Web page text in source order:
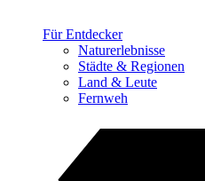
Für Entdecker
Naturerlebnisse
Städte & Regionen
Land & Leute
Fernweh